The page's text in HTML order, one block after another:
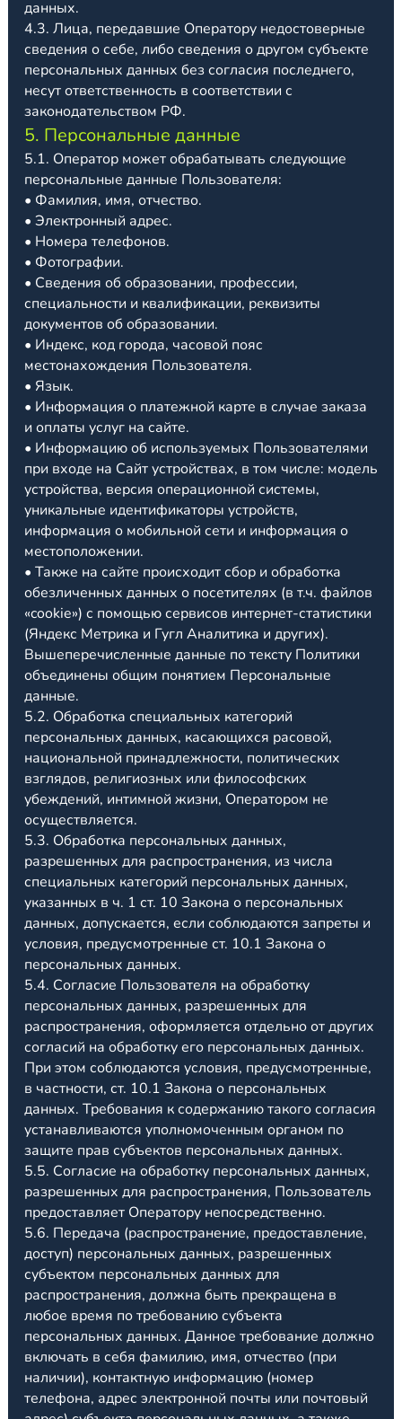
данных.
4.3. Лица, передавшие Оператору недостоверные
сведения о себе, либо сведения о другом субъекте
персональных данных без согласия последнего,
несут ответственность в соответствии с
законодательством РФ.
5. Персональные данные
5.1. Оператор может обрабатывать следующие
персональные данные Пользователя:
• Фамилия, имя, отчество.
• Электронный адрес.
• Номера телефонов.
• Фотографии.
• Сведения об образовании, профессии,
специальности и квалификации, реквизиты
документов об образовании.
• Индекс, код города, часовой пояс
местонахождения Пользователя.
• Язык.
• Информация о платежной карте в случае заказа
и оплаты услуг на сайте.
• Информацию об используемых Пользователями
при входе на Сайт устройствах, в том числе: модель
устройства, версия операционной системы,
уникальные идентификаторы устройств,
информация о мобильной сети и информация о
местоположении.
• Также на сайте происходит сбор и обработка
обезличенных данных о посетителях (в т.ч. файлов
«cookie») с помощью сервисов интернет-статистики
(Яндекс Метрика и Гугл Аналитика и других).
Вышеперечисленные данные по тексту Политики
объединены общим понятием Персональные
данные.
5.2. Обработка специальных категорий
персональных данных, касающихся расовой,
национальной принадлежности, политических
взглядов, религиозных или философских
убеждений, интимной жизни, Оператором не
осуществляется.
5.3. Обработка персональных данных,
разрешенных для распространения, из числа
специальных категорий персональных данных,
указанных в ч. 1 ст. 10 Закона о персональных
данных, допускается, если соблюдаются запреты и
условия, предусмотренные ст. 10.1 Закона о
персональных данных.
5.4. Согласие Пользователя на обработку
персональных данных, разрешенных для
распространения, оформляется отдельно от других
согласий на обработку его персональных данных.
При этом соблюдаются условия, предусмотренные,
в частности, ст. 10.1 Закона о персональных
данных. Требования к содержанию такого согласия
устанавливаются уполномоченным органом по
защите прав субъектов персональных данных.
5.5. Согласие на обработку персональных данных,
разрешенных для распространения, Пользователь
предоставляет Оператору непосредственно.
5.6. Передача (распространение, предоставление,
доступ) персональных данных, разрешенных
субъектом персональных данных для
распространения, должна быть прекращена в
любое время по требованию субъекта
персональных данных. Данное требование должно
включать в себя фамилию, имя, отчество (при
наличии), контактную информацию (номер
телефона, адрес электронной почты или почтовый